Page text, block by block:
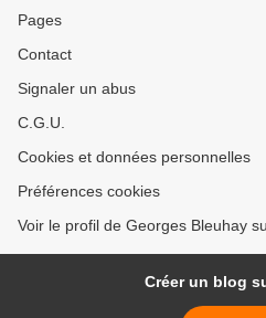
Pages
Contact
Signaler un abus
C.G.U.
Cookies et données personnelles
Préférences cookies
Voir le profil de Georges Bleuhay
Créer un blog